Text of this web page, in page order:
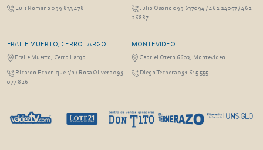
Luis Romano 099 833 478
Julio Osorio 099 637094 / 462 24057 / 462
26887
FRAILE MUERTO, CERRO LARGO
Fraile Muerto, Cerro Largo
Ricardo Echenique s/n / Rosa Olivera 099
077 826
MONTEVIDEO
Gabriel Otero 6603, Montevideo
Diego Techera 091 615 555